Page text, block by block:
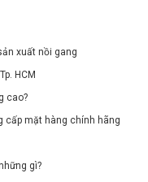
xuất nồi gang
HCM
cao?
cấp mặt hàng chính hãng
gì?